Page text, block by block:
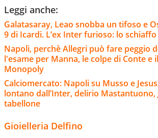
Leggi anche:
Galatasaray, Leao snobba un tifoso e
9 di Icardi. L’ex Inter furioso: lo
Napoli, perchè Allegri può fare peggio
l'esame per Manna, le colpe di Conte e
Monopoly
Calciomercato: Napoli su Musso e
lontano dall’Inter, delirio Mastantuono,
tabellone
Gioielleria Delfino